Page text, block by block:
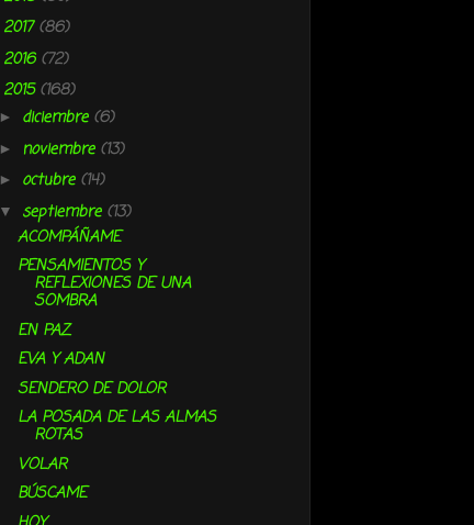
2017(86)
2016 (72)
2015(168)
► diciembre (6)
► noviembre (13)
► octubre (14)
▼ septiembre (13)
ACOMPÁÑAME
PENSAMIENTOS Y
REFLEXIONES DE UNA
SOMBRA
EN PAZ
EVA Y ADAN
SENDERO DE DOLOR
LA POSADA DE LAS ALMAS
ROTAS
VOLAR
BÚSCAME